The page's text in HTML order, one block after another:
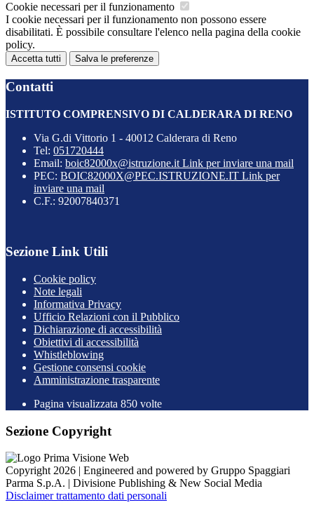
Cookie necessari per il funzionamento
I cookie necessari per il funzionamento non possono essere
disabilitati. È possibile consultare l'elenco nella pagina della cookie
policy.
Accetta tutti Salva le preferenze
Contatti
ISTITUTO COMPRENSIVO DI CALDERARA DI RENO
Via G.di Vittorio 1 - 40012 Calderara di Reno
Tel: 051720444
Email: boic82000x@istruzione.it Link per inviare una mail
PEC: BOIC82000X@PEC.ISTRUZIONE.IT Link per
inviare una mail
C.F.: 92007840371
Sezione Link Utili
Cookie policy
Note legali
Informativa Privacy
Ufficio Relazioni con il Pubblico
Dichiarazione di accessibilità
Obiettivi di accessibilità
Whistleblowing
Gestione consensi cookie
Amministrazione trasparente
Pagina visualizzata 850 volte
Sezione Copyright
Copyright 2026 | Engineered and powered by Gruppo Spaggiari
Parma S.p.A. | Divisione Publishing & New Social Media
Disclaimer trattamento dati personali